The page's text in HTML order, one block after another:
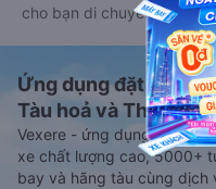
cho bạn di chuyển.
Ứng dụng đặt vé Xe
Tàu hoả và Thuê xe
Vexere - ứng dụng đặt vé
xe chất lượng cao, 5000+
bay và hãng tàu cùng dịch